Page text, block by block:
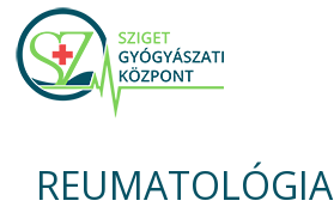
REUMATOLÓGIA